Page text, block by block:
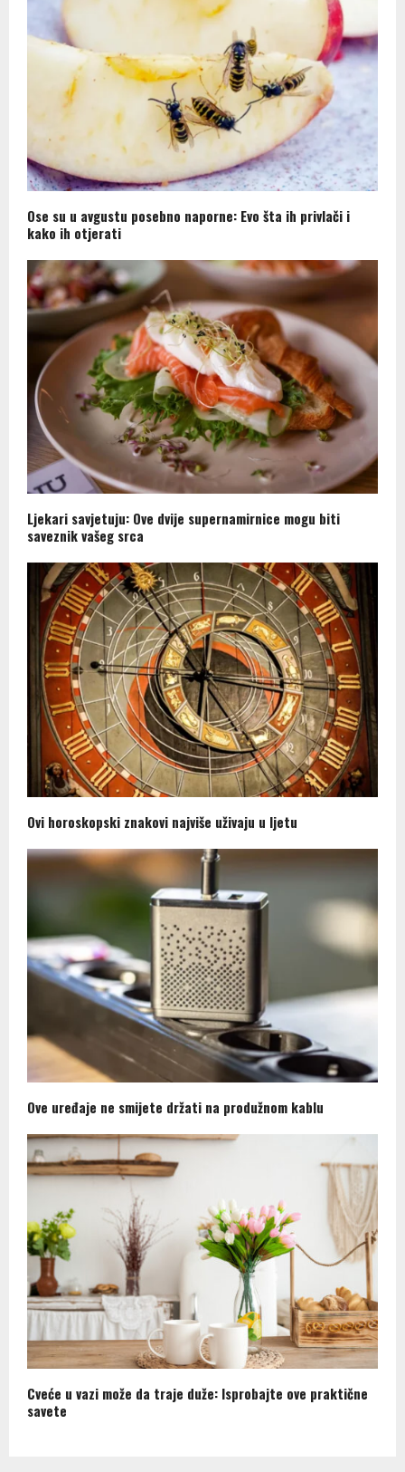
Ose su u avgustu posebno naporne: Evo šta ih privlači i
kako ih otjerati
Ljekari savjetuju: Ove dvije supernamirnice mogu biti
saveznik vašeg srca
Ovi horoskopski znakovi najviše uživaju u ljetu
Ove uređaje ne smijete držati na produžnom kablu
Cveće u vazi može da traje duže: Isprobajte ove praktične
savete